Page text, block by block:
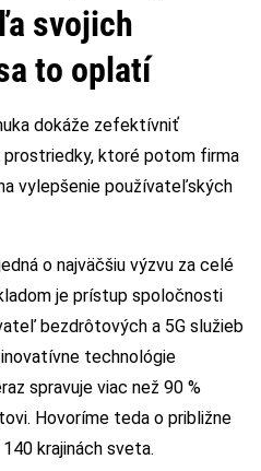
svojich
to oplatí
dokáže zefektívniť
ktoré potom firma
vylepšenie používateľských
o najväčšiu výzvu za celé
je prístup spoločnosti
bezdrôtových a 5G služieb
technológie
spravuje viac než 90 %
Hovoríme teda o približne
krajinách sveta.